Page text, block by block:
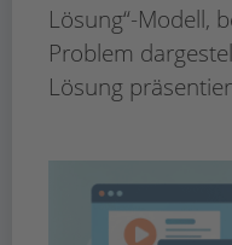
Lösung“-Modell,
Problem
Lösung